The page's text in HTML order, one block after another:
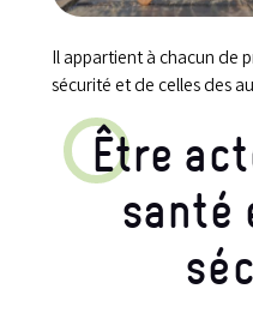
Il appartient à chacun de
sécurité et de celles des
Être
santé